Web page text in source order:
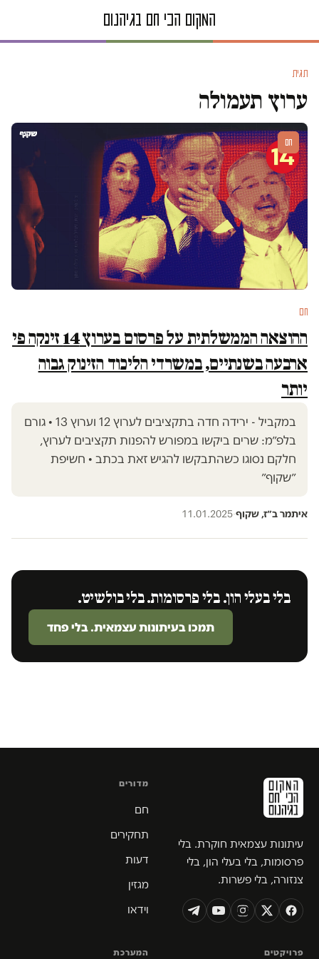
תגית
ערוץ תעמולה
חם
חם
ההוצאה הממשלתית על פרסום בערוץ 14 זינקה פי
ארבעה בשנתיים, במשרדי הליכוד הזינוק גבוה
יותר
במקביל - ירידה חדה בתקציבים לערוץ 12 וערוץ 13 • גורם
בלפ״מ: שרים ביקשו במפורש להפנות תקציבים לערוץ,
חלקם נסוגו כשהתבקשו להגיש זאת בכתב • חשיפת
״שקוף״
איתמר ב״ז, שקוף·
11.01.2025
בלי בעלי הון. בלי פרסומות. בלי בולשיט.
תמכו בעיתונות עצמאית. בלי פחד
עיתונות עצמאית חוקרת. בלי
פרסומות, בלי בעלי הון, בלי
צנזורה, בלי פשרות.
מדורים
חם
תחקירים
דעות
מגזין
וידאו
פרויקטים המערכת